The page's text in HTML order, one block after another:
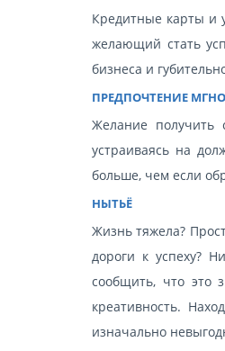
Кредитные карты и
желающий стать
бизнеса и
ПРЕДПОЧТЕНИЕ
Желание получить
устраиваясь на
больше, чем если
НЫТЬЁ
Жизнь тяжела?
дороги к успеху?
сообщить, что это
креативность.
изначально